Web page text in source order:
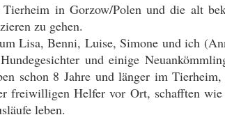
in Gorzow/Polen und die alt
zu gehen.
Lisa, Benni, Luise, Simone und ich
und einige
schon 8 Jahre und länger im Tierheim,
freiwilligen Helfer vor Ort, schafften
leben.